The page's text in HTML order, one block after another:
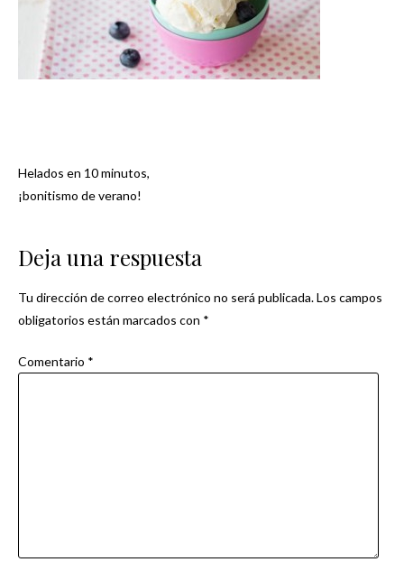
Navegación
Helados en 10 minutos,
¡bonitismo de verano!
Deja una respuesta
Tu dirección de correo electrónico no será publicada.Los campos
obligatorios están marcados con *
Comentario *